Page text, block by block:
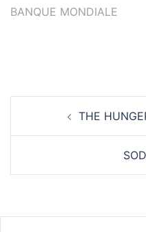
BANQUE MONDIALE
d’article THE